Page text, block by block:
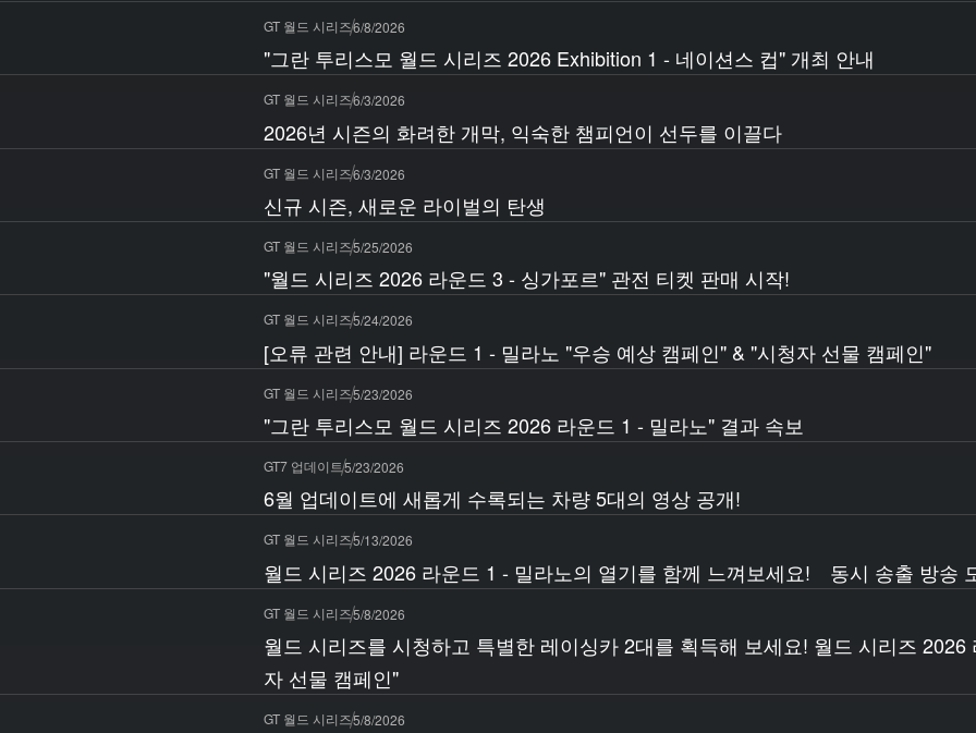
GT 월드 시리즈6/8/2026
"그란 투리스모 월드 시리즈 2026 Exhibition 1 - 네이션스 컵" 개최 안내
GT 월드 시리즈6/3/2026
2026년 시즌의 화려한 개막, 익숙한 챔피언이 선두를 이끌다
GT 월드 시리즈6/3/2026
신규 시즌, 새로운 라이벌의 탄생
GT 월드 시리즈5/25/2026
"월드 시리즈 2026 라운드 3 - 싱가포르" 관전 티켓 판매 시작!
GT 월드 시리즈5/24/2026
[오류 관련 안내] 라운드 1 - 밀라노 "우승 예상 캠페인" & "시청자 선물 캠페인"
GT 월드 시리즈5/23/2026
"그란 투리스모 월드 시리즈 2026 라운드 1 - 밀라노" 결과 속보
GT7 업데이트5/23/2026
6월 업데이트에 새롭게 수록되는 차량 5대의 영상 공개!
GT 월드 시리즈5/13/2026
월드 시리즈 2026 라운드 1 - 밀라노의 열기를 함께 느껴보세요! 동시 송출 방송
GT 월드 시리즈5/8/2026
월드 시리즈를 시청하고 특별한 레이싱카 2대를 획득해 보세요! 월드 시리즈 2026
자 선물 캠페인"
GT 월드 시리즈5/8/2026